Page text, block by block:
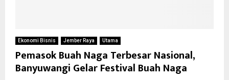
Ekonomi Bisnis Jember Raya Utama
Pemasok Buah Naga Terbesar Nasional,
Banyuwangi Gelar Festival Buah Naga